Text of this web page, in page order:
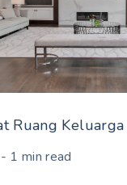
Ruang Keluarga
1 min read